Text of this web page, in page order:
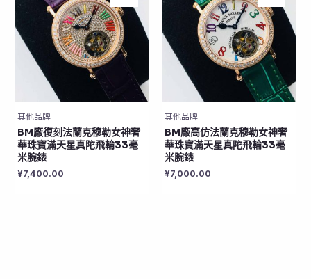
其他品牌
BM廠復刻法蘭克穆勒女神奢
華珠寶滿天星真陀飛輪33毫
米腕錶
¥7,400.00
其他品牌
BM廠高仿法蘭克穆勒女神奢
華珠寶滿天星真陀飛輪33毫
米腕錶
¥7,000.00